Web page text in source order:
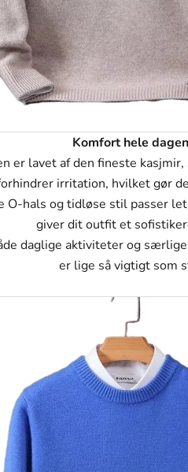
Komfort hele dagen
er lavet af den fineste
irritation, hvilket gør
O-hals og tidløse stil passer
giver dit outfit et
daglige aktiviteter og
er lige så vigtigt som